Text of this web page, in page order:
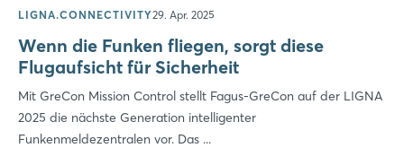
LIGNA.CONNECTIVITY29. Apr. 2025
Wenn die Funken fliegen, sorgt diese
Flugaufsicht für Sicherheit
Mit GreCon Mission Control stellt Fagus-GreCon auf der LIGNA
2025 die nächste Generation intelligenter
Funkenmeldezentralen vor. Das ...